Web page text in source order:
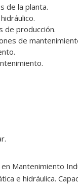
Mantenimiento
e hidráulica.